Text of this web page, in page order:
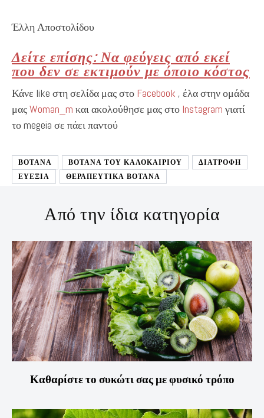
Έλλη Αποστολίδου
Δείτε επίσης: Να φεύγεις από εκεί
που δεν σε εκτιμούν με όποιο κόστος
Κάνε like στη σελίδα μας στο Facebook , έλα στην ομάδα
μαςWoman_m και ακολούθησε μας στο Instagram γιατί
το megeia σε πάει παντού
ΒΟΤΑΝΑ ΒΟΤΑΝΑ ΤΟΥ ΚΑΛΟΚΑΙΡΙΟΥ
ΔΙΑΤΡΟΦΉ
ΕΥΕΞΙΑ
ΘΕΡΑΠΕΥΤΙΚΑ ΒΟΤΑΝΑ
Από την ίδια κατηγορία
Καθαρίστε το συκώτι σας με φυσικό τρόπο